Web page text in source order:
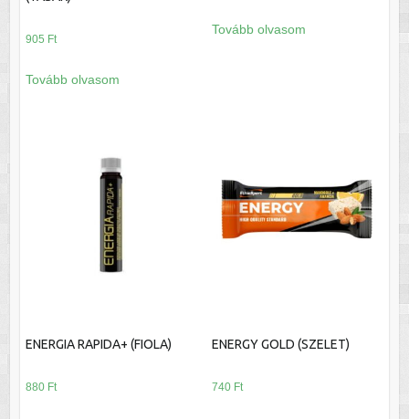
905 Ft
Tovább olvasom
Tovább olvasom
ENERGIA RAPIDA+ (FIOLA)
880 Ft
ENERGY GOLD (SZELET)
740 Ft